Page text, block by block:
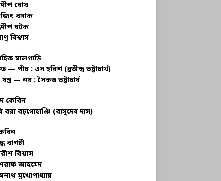
ঘোষ
বসাক
ঘটক
বিশ্বাস
মালগাড়ি
— পাঁচ : এস হরিশ (ব্রতীন্দ্র ভট্টাচার্য)
যন্ত্র — নয় : সৈকত ভট্টাচার্য
কেবিন
বরা বঢ়গোহাঞি (বাসুদেব দাস)
বাগচী
বিশ্বাস
আহমেদ
মুখোপাধ্যায়